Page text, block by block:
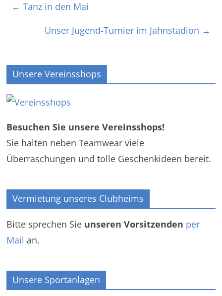
← Tanz in den Mai
Unser Jugend-Turnier im Jahnstadion →
Unsere Vereinsshops
Besuchen Sie unsere Vereinsshops!
Sie halten neben Teamwear viele
Überraschungen und tolle Geschenkideen bereit.
Vermietung unseres Clubheims
Bitte sprechen Sie unseren Vorsitzenden per
Mail an.
Unsere Sportanlagen